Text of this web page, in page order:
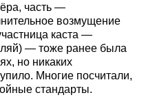
часть —
возмущение
каста —
— тоже ранее была
но никаких
Многие посчитали,
стандарты.